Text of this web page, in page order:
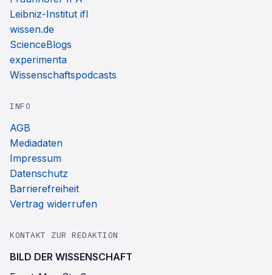
Leibniz-Institut ifl
wissen.de
ScienceBlogs
experimenta
Wissenschaftspodcasts
INFO
AGB
Mediadaten
Impressum
Datenschutz
Barrierefreiheit
Vertrag widerrufen
KONTAKT ZUR REDAKTION
BILD DER WISSENSCHAFT